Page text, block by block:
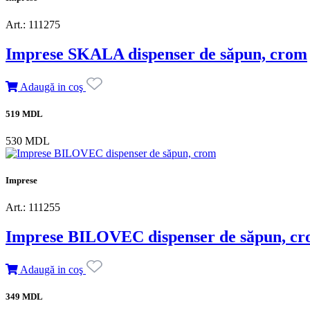
Art.: 111275
Imprese SKALA dispenser de săpun, crom
Adaugă in coş
519 MDL
530 MDL
Imprese
Art.: 111255
Imprese BILOVEC dispenser de săpun,
Adaugă in coş
349 MDL